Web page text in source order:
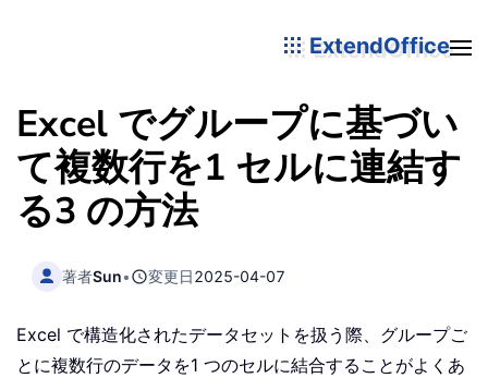
ExtendOffice
Excel でグループに基づい
て複数行を1 セルに連結す
る3 の方法
著者Sun• 変更日2025-04-07
Excel で構造化されたデータセットを扱う際、グループご
とに複数行のデータを1 つのセルに結合することがよくあ